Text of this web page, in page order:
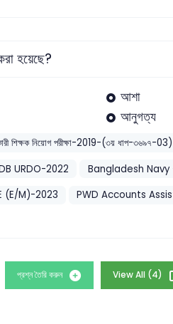
হয়েছে?
আশা
আনুগত্য
শিক্ষক নিয়োগ পরীক্ষা-2019-(৩য় ধাপ-
URDO-2022
Bangladesh
(E/M)-2023
PWD Accounts
প্রশ্ন তৈরি করুন View All (4)